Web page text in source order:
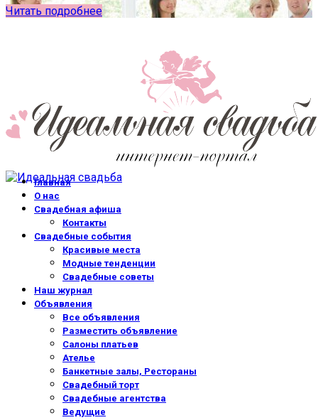
Читать подробнее
Главная
О нас
Свадебная афиша
Контакты
Свадебные события
Красивые места
Модные тенденции
Свадебные советы
Наш журнал
Объявления
Все объявления
Разместить объявление
Салоны платьев
Ателье
Банкетные залы, Рестораны
Свадебный торт
Свадебные агентства
Ведущие